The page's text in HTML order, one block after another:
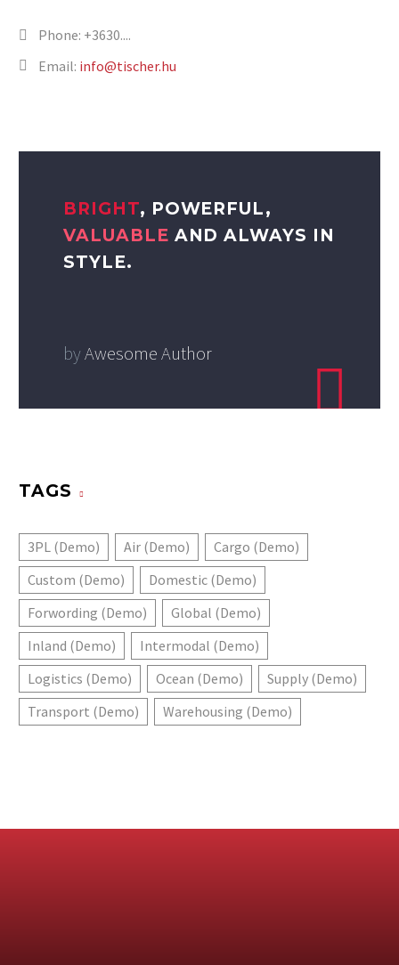
Phone: +3630....
Email: info@tischer.hu
BRIGHT, POWERFUL,
VALUABLE AND ALWAYS IN
STYLE.
byAwesome Author
TAGS
3PL (Demo) Air (Demo)
Cargo (Demo)
Custom (Demo)
Domestic (Demo)
Forwording (Demo)
Global (Demo)
Inland (Demo)
Intermodal (Demo)
Logistics (Demo)
Ocean (Demo)
Supply (Demo)
Transport (Demo)
Warehousing (Demo)